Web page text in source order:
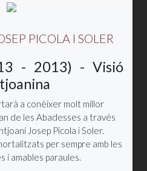
PICOLA I SOLER
- 2013) - Visió
a conèixer molt millor
de les Abadesses a través
Josep Picola i Soler.
per sempre amb les
i amables paraules.